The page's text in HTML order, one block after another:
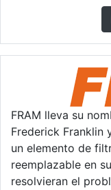
FRAM lleva su
Frederick Franklin
un elemento de
reemplazable en
resolvieran el